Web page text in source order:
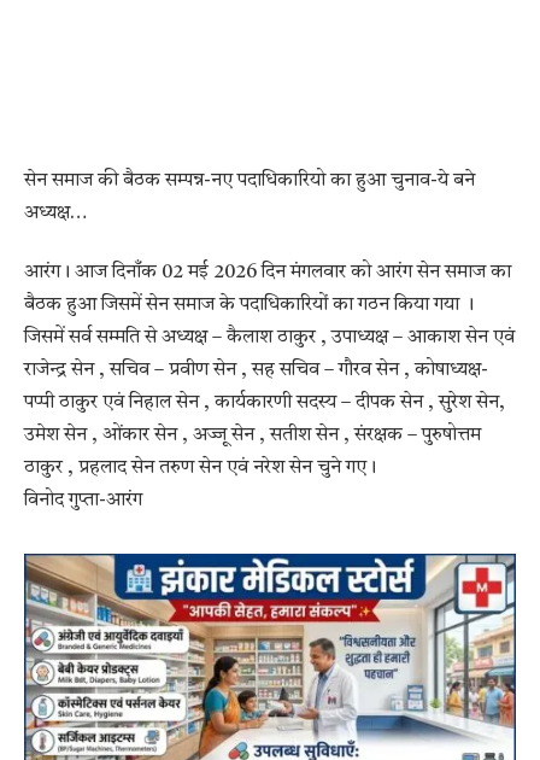
सेन समाज की बैठक सम्पन्न-नए पदाधिकारियो का हुआ चुनाव-ये बने
अध्यक्ष…
आरंग। आज दिनाँक 02 मई 2026 दिन मंगलवार को आरंग सेन समाज का
बैठक हुआ जिसमें सेन समाज के पदाधिकारियों का गठन किया गया ।
जिसमें सर्व सम्मति से अध्यक्ष – कैलाश ठाकुर , उपाध्यक्ष – आकाश सेन एवं
राजेन्द्र सेन , सचिव – प्रवीण सेन , सह सचिव – गौरव सेन , कोषाध्यक्ष-
पप्पी ठाकुर एवं निहाल सेन , कार्यकारणी सदस्य – दीपक सेन , सुरेश सेन,
उमेश सेन , ओंकार सेन , अज्जू सेन , सतीश सेन , संरक्षक – पुरुषोत्तम
ठाकुर , प्रहलाद सेन तरुण सेन एवं नरेश सेन चुने गए।
विनोद गुप्ता-आरंग